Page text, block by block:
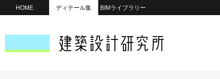
HOME ディテール集 BIMライブラリー